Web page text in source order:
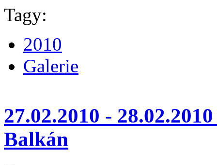
Tagy:
2010
Galerie
27.02.2010 -
Balkán